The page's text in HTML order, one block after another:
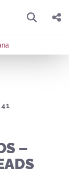
Pesquisar
–